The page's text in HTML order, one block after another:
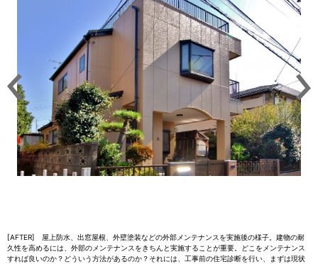
[AFTER] 屋上防水、出窓屋根、外壁塗装などの外部メンテナンスを実施後の様子。建物の耐
久性を高めるには、外部のメンテナンスをきちんと実施することが重要。どこをメンテナンス
すれば良いのか？どういう方法があるのか？それには、工事前の住宅診断を行い、まずは現状